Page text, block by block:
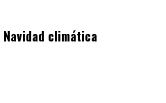
Navidad climática